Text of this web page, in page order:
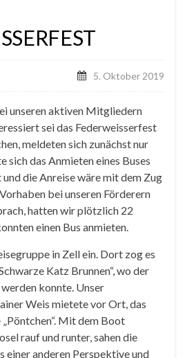
5. Oktober 2019
unseren aktiven Mitgliedern
sei das Federweisserfest
meldeten sich zunächst nur
sich das Anmieten eines Buses
die Anreise wäre mit dem Zug
bei unseren Förderern
hatten wir plötzlich 22
einen Bus anmieten.
in Zell ein. Dort zog es
Katz Brunnen“, wo der
konnte. Unser
Weis mietete vor Ort, das
Mit dem Boot
rauf und runter, sahen die
einer anderen Perspektive und